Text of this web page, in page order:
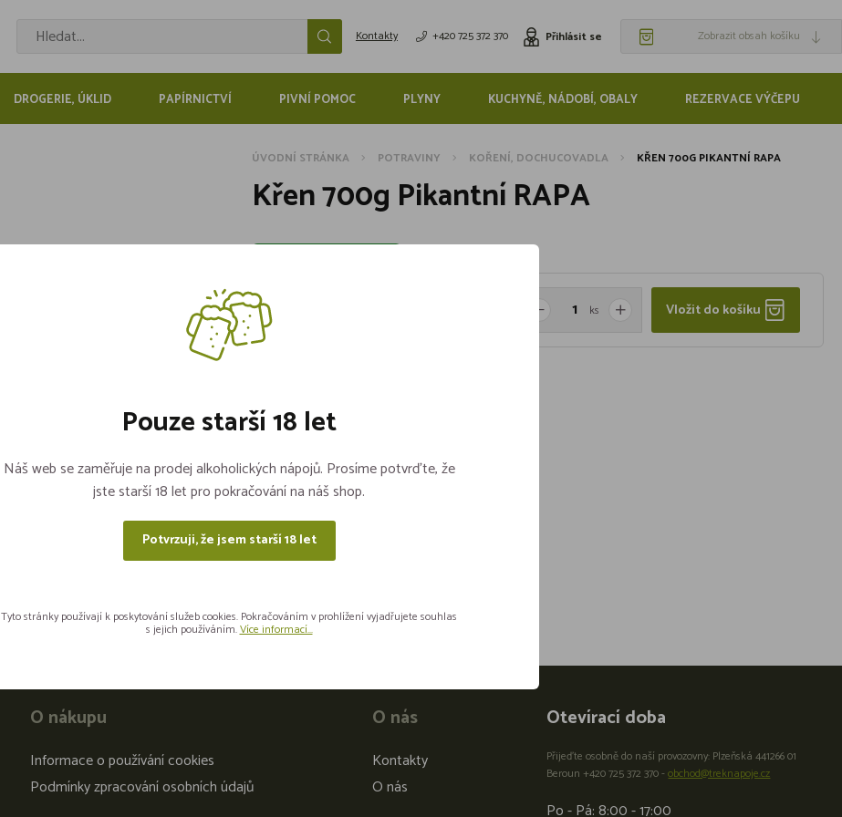
Kontakty +420 725 372 370 Přihlásit se Zobrazit obsah košíku
DROGERIE, ÚKLID PAPÍRNICTVÍ PIVNÍ POMOC PLYNY KUCHYNĚ, NÁDOBÍ, OBALY REZERVACE VÝČEPU
ÚVODNÍ STRÁNKA POTRAVINY KOŘENÍ, DOCHUCOVADLA KŘEN 700G PIKANTNÍ RAPA
Křen 700g Pikantní RAPA
69,- ks Vložit do košíku
Sdílejte na sítích
O nákupu
Informace o používání cookies
Podmínky zpracování osobních údajů
O nás
Kontakty
O nás
Otevírací doba
Přijeďte osobně do naší provozovny: Plzeňská 441266 01
Beroun +420 725 372 370 -obchod@treknapoje.cz
Po - Pá: 8:00 - 17:00
Pouze starší 18 let
Náš web se zaměřuje na prodej alkoholických nápojů. Prosíme potvrďte, že
jste starší 18 let pro pokračování na náš shop.
Potvrzuji, že jsem starší 18 let
Tyto stránky používají k poskytování služeb cookies. Pokračováním v prohlížení vyjadřujete souhlas
s jejich používáním.Více informací...